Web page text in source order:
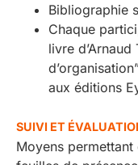
Bibliographie
Chaque
livre
aux éditions
SUIVI ET
Moyens permettant